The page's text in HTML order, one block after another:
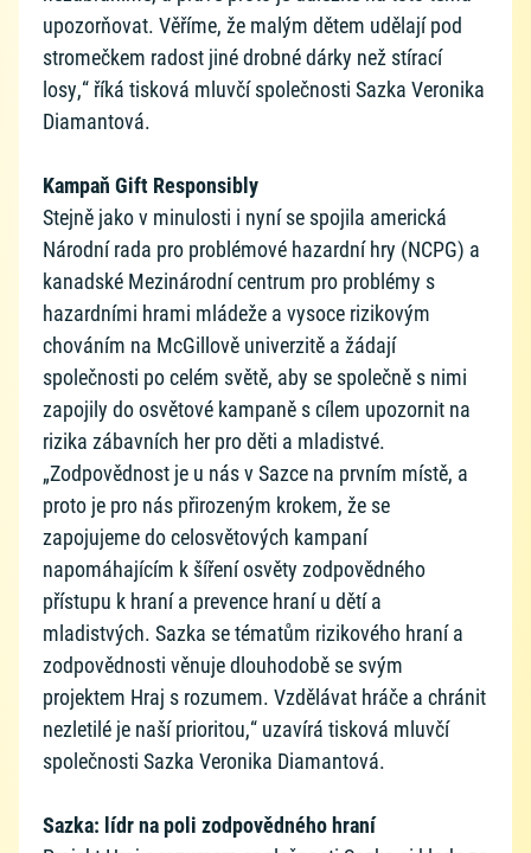
upozorňovat. Věříme, že malým dětem udělají pod
stromečkem radost jiné drobné dárky než stírací
losy,“ říká tisková mluvčí společnosti Sazka Veronika
Diamantová.
Kampaň Gift Responsibly
Stejně jako v minulosti i nyní se spojila americká
Národní rada pro problémové hazardní hry (NCPG) a
kanadské Mezinárodní centrum pro problémy s
hazardními hrami mládeže a vysoce rizikovým
chováním na McGillově univerzitě a žádají
společnosti po celém světě, aby se společně s nimi
zapojily do osvětové kampaně s cílem upozornit na
rizika zábavních her pro děti a mladistvé.
„Zodpovědnost je u nás v Sazce na prvním místě, a
proto je pro nás přirozeným krokem, že se
zapojujeme do celosvětových kampaní
napomáhajícím k šíření osvěty zodpovědného
přístupu k hraní a prevence hraní u dětí a
mladistvých. Sazka se tématům rizikového hraní a
zodpovědnosti věnuje dlouhodobě se svým
projektem Hraj s rozumem. Vzdělávat hráče a chránit
nezletilé je naší prioritou,“ uzavírá tisková mluvčí
společnosti Sazka Veronika Diamantová.
Sazka: lídr na poli zodpovědného hraní